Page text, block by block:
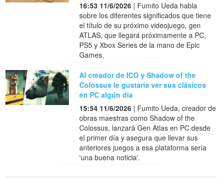
16:53 11/6/2026 | Fumito Ueda habla
sobre los diferentes significados que tiene
el título de su próximo videojuego, gen
ATLAS, que llegará próximamente a PC,
PS5 y Xbox Series de la mano de Epic
Games.
Al creador de ICO y Shadow of the
Colossus le gustaría ver sus clásicos
en PC algún día
15:54 11/6/2026 | Fumito Ueda, creador de
obras maestras como Shadow of the
Colossus, lanzará Gen Atlas en PC desde
el primer día y asegura que llevar sus
anteriores juegos a esa plataforma sería
'una buena noticia'.